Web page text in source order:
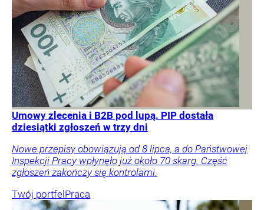
Umowy zlecenia i B2B pod lupą. PIP dostała
dziesiątki zgłoszeń w trzy dni
Nowe przepisy obowiązują od 8 lipca, a do Państwowej
Inspekcji Pracy wpłynęło już około 70 skarg. Część
zgłoszeń zakończy się kontrolami.
Twój portfelPraca